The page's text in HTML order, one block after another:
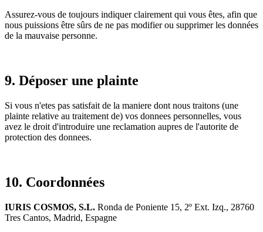
Assurez-vous de toujours indiquer clairement qui vous êtes, afin que
nous puissions être sûrs de ne pas modifier ou supprimer les données
de la mauvaise personne.
9. Déposer une plainte
Si vous n'etes pas satisfait de la maniere dont nous traitons (une
plainte relative au traitement de) vos donnees personnelles, vous
avez le droit d'introduire une reclamation aupres de l'autorite de
protection des donnees.
10. Coordonnées
IURIS COSMOS, S.L. Ronda de Poniente 15, 2º Ext. Izq., 28760
Tres Cantos, Madrid, Espagne